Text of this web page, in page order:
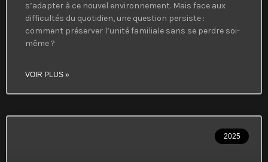
s’adapter à ce nouvel environnement. Mais face aux
difficultés du quotidien, une question persiste :
comment préserver l’unité familiale sans se perdre soi-
même ?
VOIR PLUS »
2025